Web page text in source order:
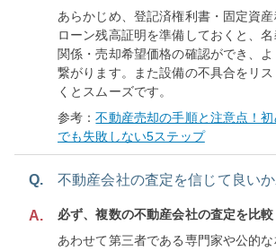
あらかじめ、登記済権利書・固定資産
ローン残高証明を準備しておくと、名
関係・売却希望価格の確認ができ、
繋がります。また設備の不具合をリ
くとスムーズです。
参考：不動産売却の手順と注意点！
でも失敗しない5ステップ
Q. 不動産会社の査定を信じて良い
A.
必ず、複数の不動産会社の査定を比較
あわせて第三者である専門家や公的